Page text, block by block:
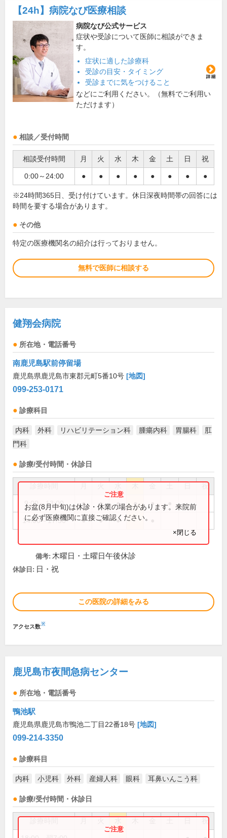
【24h】 病院なび医療相談
病院なび公式サービス
症状や受診について医師に相談ができま
す。
症状に適した診療科
受診の目安・タイミング
受診までに気をつけること
などにご利用ください。（無料でご利用い
ただけます）
相談／受付時間
相談受付時間 月 火 水 木 金 土 日 祝
0:00～24:00 ● ● ● ● ● ● ● ●
※24時間365日、受け付けています。休日深夜時間帯の回答には
時間を要する場合があります。
その他
特定の医療機関名の紹介は行っておりません。
無料で医師に相談する
健翔会病院
所在地・電話番号
南鹿児島駅前停留場
鹿児島県鹿児島市東郡元町5番10号 [地図]
099-253-0171
診療科目
内科 外科 リハビリテーション科 腫瘍内科 胃腸科
肛
門科
診療/受付時間・休診日
祝
9:00～13:00 ● ● ● ● ●
14:00～17:30 ● ● ●
お盆(8月中旬)は休診・休業の場合があります。来院前
に必ず医療機関に直接ご確認ください。
×閉じる
備考: 木曜日・土曜日午後休診
休診日: 日・祝
この医院の詳細をみる
アクセス数※
鹿児島市夜間急病センター
所在地・電話番号
鴨池駅
鹿児島県鹿児島市鴨池二丁目22番18号 [地図]
099-214-3350
診療科目
内科 小児科 外科 産婦人科 眼科 耳鼻いんこう科
診療/受付時間・休診日
祝